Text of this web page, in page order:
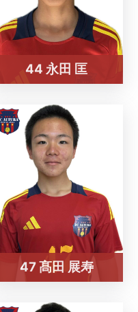
44 永田 匡
47 髙田 展寿